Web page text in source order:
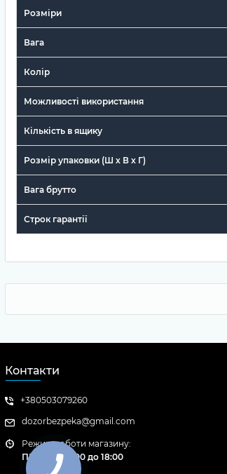
Розміри
Вага
Колір
Можливості використання
Кількість в ящику
Розмір упаковки (Ш х В х Г)
Вага брутто
Строк гарантії
Контакти
+380503079260
dozorbezpeka@gmail.com
Режим роботи магазину:
ПН - ПТ: с 9:00 до 18:00